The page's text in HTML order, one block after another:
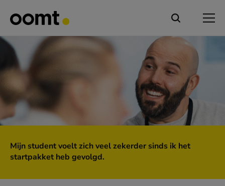
Mijn student voelt zich veel zekerder sinds ik het
startpakket heb gevolgd.